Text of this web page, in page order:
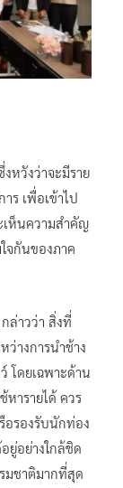
หวังว่าจะมีราย
ร เพื่อเข้าไป
เห็นความสำคัญ
จกันของภาค
ล่าวว่า สิ่งที่
ว่างการนำช้าง
โดยเฉพาะด้าน
หารายได้ ควร
อรองรับนักท่อง
ยู่อย่างใกล้ชิด
มชาติมากที่สุด